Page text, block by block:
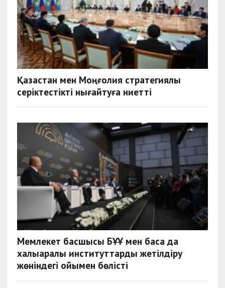
Қазақстан мен Моңғолия стратегиялық
серіктестікті нығайтуға ниетті
Мемлекет басшысы БҰҰ мен басқа да
халықаралық институттарды жетілдіру
жөніндегі ойымен бөлісті